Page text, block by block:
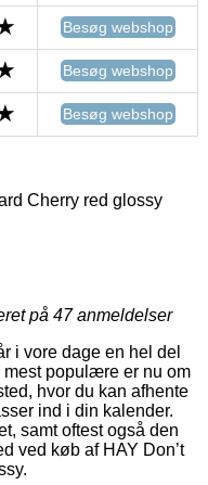
Besøg webshop
Besøg webshop
Besøg webshop
Cherry red glossy
på 47anmeldelser
i vore dage en hel del
populære er nu om
hvor du kan afhente
ind i din kalender.
samt oftest også den
ved køb af HAY Don’t